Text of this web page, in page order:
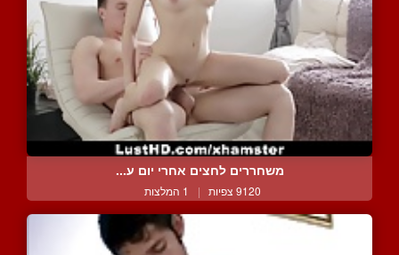
משחררים לחצים אחרי יום ע...
9120 צפיות | 1 המלצות